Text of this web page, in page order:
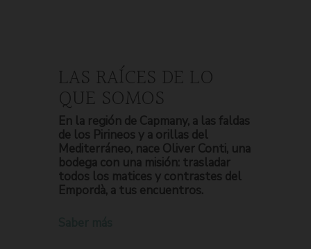
LAS RAÍCES DE LO
QUE SOMOS
En la región de Capmany, a las faldas
de los Pirineos y a orillas del
Mediterráneo, nace Oliver Conti, una
bodega con una misión: trasladar
todos los matices y contrastes del
Empordà, a tus encuentros.